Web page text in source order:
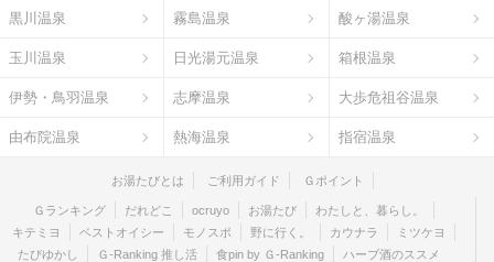
黒川温泉 霧島温泉 酸ヶ湯温泉
玉川温泉 日光湯元温泉 箱根温泉
伊勢・鳥羽温泉 志摩温泉 大歩危祖谷温泉
由布院温泉 熱海温泉 指宿温泉
お湯たびとは ご利用ガイド Ｇポイント
Ｇランキング だれどこ ocruyo お湯たび
わたしと、暮らし。
キテミヨ
ベストオイシー モノスポ 野に行く。 カウナラ
ミツケヨ
たびゆかし
Ｇ-Ranking 推し活 食pin by Ｇ-Ranking ハーブ酒のススメ